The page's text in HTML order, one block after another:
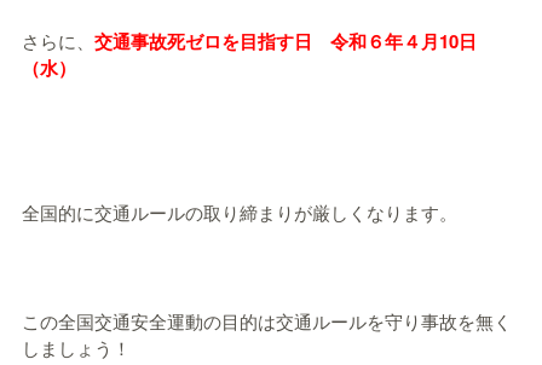
さらに、 交通事故死ゼロを目指す日 令和６年４月10日
（水）
全国的に交通ルールの取り締まりが厳しくなります。
この全国交通安全運動の目的は交通ルールを守り事故を無く
しましょう！